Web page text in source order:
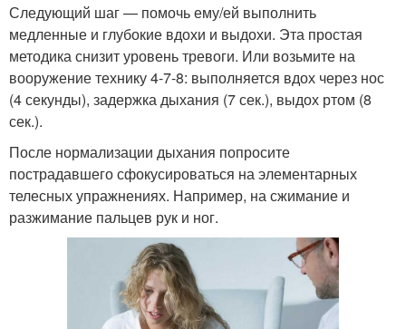
Следующий шаг — помочь ему/ей выполнить
медленные и глубокие вдохи и выдохи. Эта простая
методика снизит уровень тревоги. Или возьмите на
вооружение технику 4-7-8: выполняется вдох через нос
(4 секунды), задержка дыхания (7 сек.), выдох ртом (8
сек.).
После нормализации дыхания попросите
пострадавшего сфокусироваться на элементарных
телесных упражнениях. Например, на сжимание и
разжимание пальцев рук и ног.